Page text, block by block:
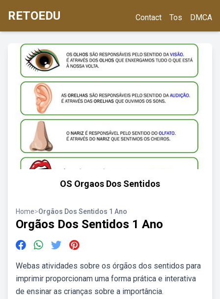
RETOEDU Contact Tos DMCA
OS Orgaos Dos Sentidos
Home>Orgãos Dos Sentidos 1 Ano
Orgãos Dos Sentidos 1 Ano
Webas atividades sobre os órgãos dos sentidos para
imprimir proporcionam uma forma prática e interativa
de ensinar as crianças sobre a importância.